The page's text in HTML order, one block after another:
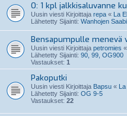
O: 1 kpl jalkkisaluvanne
Uusin viesti Kirjoittaja repa «
La
Lähetetty Sijainti: Wanhojen
Bensapumpulle menevä
Uusin viesti Kirjoittaja petromies «
Lähetetty Sijainti: 90, 99, OG900
Vastaukset: 1
Pakoputki
Uusin viesti Kirjoittaja Bapsu «
Lähetetty Sijainti: OG 9-5
Vastaukset: 22